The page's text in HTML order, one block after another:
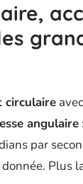
circulaire
angulaire
par
Plus